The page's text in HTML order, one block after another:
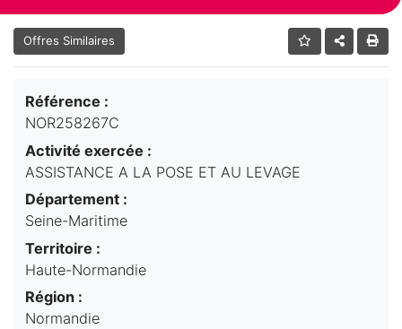
Offres Similaires
Référence :
NOR258267C
Activité exercée :
ASSISTANCE A LA POSE ET AU LEVAGE
Département :
Seine-Maritime
Territoire :
Haute-Normandie
Région :
Normandie